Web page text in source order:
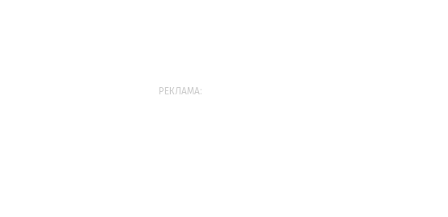
РЕКЛАМА: